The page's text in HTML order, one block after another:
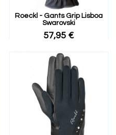
Roeckl - Gants Grip Lisboa
Swarovski
57,95 €